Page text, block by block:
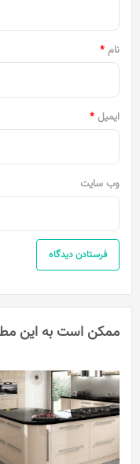
نام *
ایمیل *
وب‌ سایت
ممکن است به این